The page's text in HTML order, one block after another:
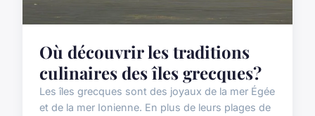
Où découvrir les traditions
culinaires des îles grecques?
Les îles grecques sont des joyaux de la mer Égée
et de la mer Ionienne. En plus de leurs plages de